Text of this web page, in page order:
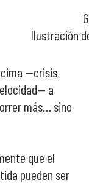
Ilustración
—crisis
a
más… sino
que el
pueden ser